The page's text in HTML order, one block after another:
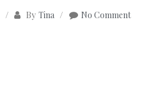
By Tina No Comment